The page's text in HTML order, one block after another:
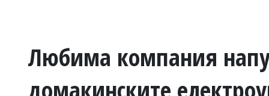
ВОЙНАТАЛюбима компания